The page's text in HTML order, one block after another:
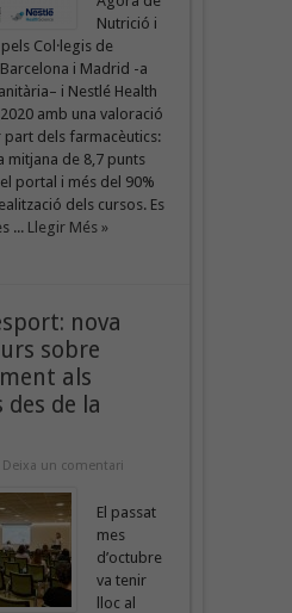
Nutrició i
Col·legis de
i Madrid -a
i Nestlé Health
amb una valoració
dels farmacèutics:
mitjana de 8,7 punts
portal i més del 90%
dels cursos. Es
... Llegir Més »
nova
sobre
als
de la
Deixa un comentari
El passat
mes
d’octubre
va tenir
lloc al